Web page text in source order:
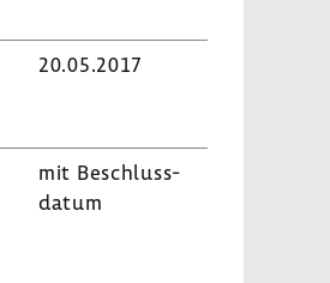
20.05.2017
mit Beschluss­
datum